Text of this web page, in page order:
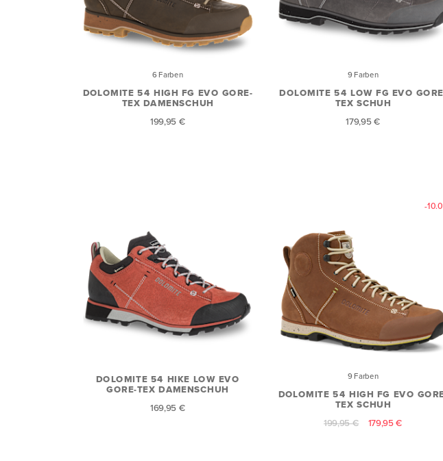
6 Farben
DOLOMITE 54 HIGH FG EVO GORE-
TEX DAMENSCHUH
199,95 €
9 Farben
DOLOMITE 54 LOW FG EVO
TEX SCHUH
179,95 €
DOLOMITE 54 HIKE LOW EVO
GORE-TEX DAMENSCHUH
169,95 €
-
9 Farben
DOLOMITE 54 HIGH FG EVO
TEX SCHUH
199,95 €
179,95 €